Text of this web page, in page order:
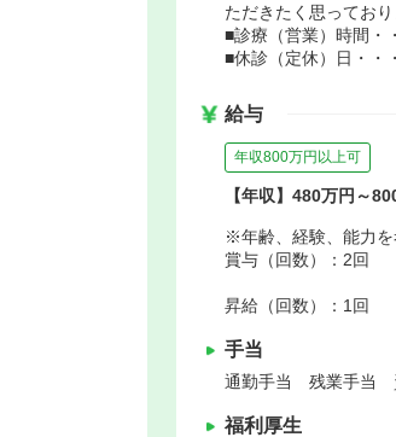
ただきたく思っており
■診療（営業）時間・
■休診（定休）日・・
給与
年収800万円以上可
【年収】480万円～
※年齢、経験、能力を
賞与（回数）：2回
昇給（回数）：1回
手当
通勤手当 残業手当
福利厚生